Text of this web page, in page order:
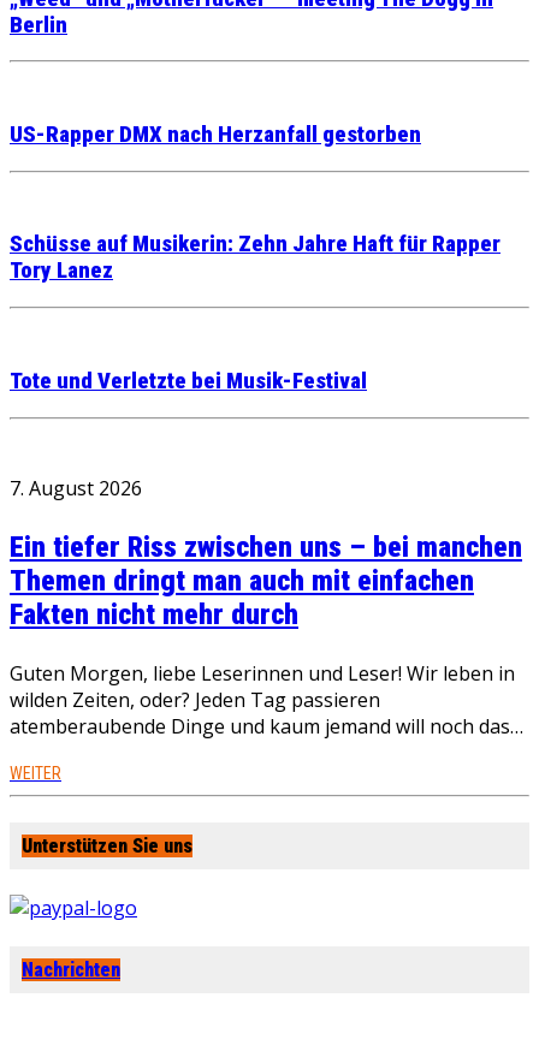
Berlin
US-Rapper DMX nach Herzanfall gestorben
Schüsse auf Musikerin: Zehn Jahre Haft für Rapper
Tory Lanez
Tote und Verletzte bei Musik-Festival
7. August 2026
Ein tiefer Riss zwischen uns – bei manchen
Themen dringt man auch mit einfachen
Fakten nicht mehr durch
Guten Morgen, liebe Leserinnen und Leser! Wir leben in
wilden Zeiten, oder? Jeden Tag passieren
atemberaubende Dinge und kaum jemand will noch das…
WEITER
Unterstützen Sie uns
Nachrichten